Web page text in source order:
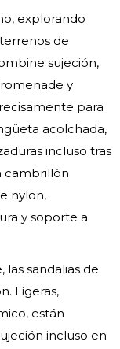
explorando
de
sujeción,
y
para
acolchada,
incluso tras
cambrillón
nylon,
y soporte a
las sandalias de
Ligeras,
están
incluso en